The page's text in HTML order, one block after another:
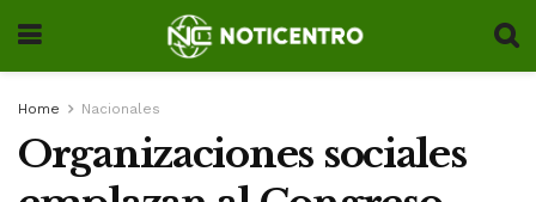
Home Nacionales
Organizaciones sociales